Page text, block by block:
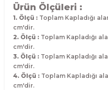
Ürün Ölçüleri :
1. Ölçü : Toplam Kapladığı
cm'dir.
2. Ölçü : Toplam Kapladığı
cm'dir.
3. Ölçü : Toplam Kapladığı
cm'dir.
4. Ölçü : Toplam Kapladığı
cm'dir.